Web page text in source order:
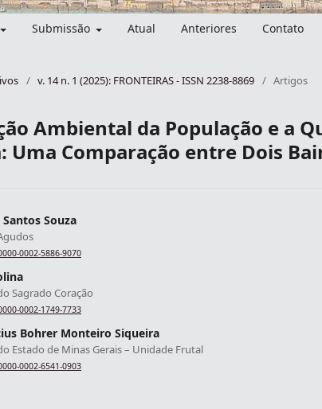
Submissão Atual Anteriores Contato
/ v. 14 n. 1 (2025): FRONTEIRAS - ISSN 2238-8869 / Artigos
Ambiental da População e a
Uma Comparação entre Dois
Souza
0002-5886-9070
Sagrado Coração
0002-1749-7733
Bohrer Monteiro Siqueira
Estado de Minas Gerais – Unidade Frutal
0002-6541-0903